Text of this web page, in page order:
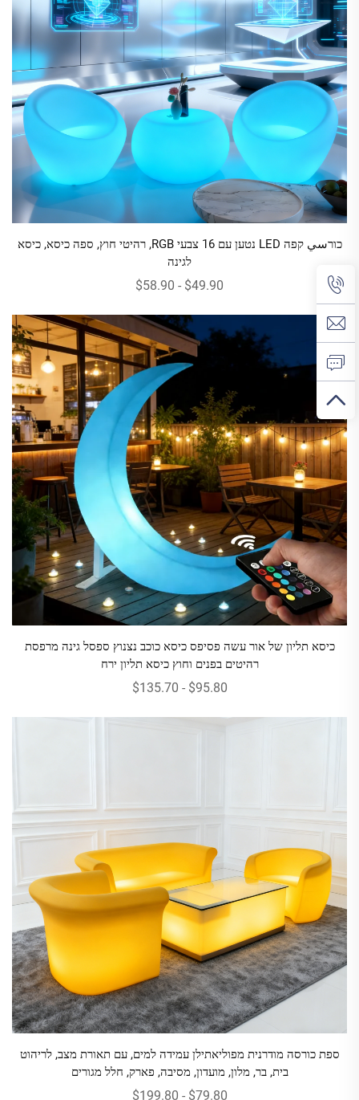
כורسي קפה LED נטען עם 16 צבעי RGB, רהיטי חוץ, ספה כיסא, כיסא
לגינה
$49.90 - $58.90
כיסא תליון של אור עשה פסיפס כיסא כוכב נצנוץ ספסל גינה מרפסת
רהיטים בפנים וחוץ כיסא תליון ירח
$95.80 - $135.70
ספת כורסה מודרנית מפוליאתילן עמידה למים, עם תאורת מצב, לריהוט
בית, בר, מלון, מועדון, מסיבה, פארק, חלל מגורים
$79.80 - $199.80